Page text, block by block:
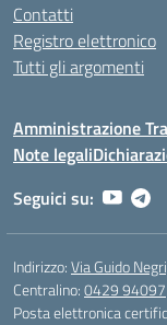
Contatti
Registro elettronico
Tutti gli argomenti
Amministrazione
Note legali
Seguici su:
Indirizzo:Via Guido
Centralino:0429 94097
Posta elettronica